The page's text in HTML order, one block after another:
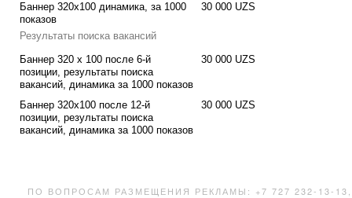
30 000 UZS
Баннер 320x100 динамика, за 1000
показов
Результаты поиска вакансий
30 000 UZS
Баннер 320 x 100 после 6-й
позиции, результаты поиска
вакансий, динамика за 1000 показов
30 000 UZS
Баннер 320x100 после 12-й
позиции, результаты поиска
вакансий, динамика за 1000 показов
ПО ВОПРОСАМ РАЗМЕЩЕНИЯ РЕКЛАМЫ: +7 727 232-13-13,